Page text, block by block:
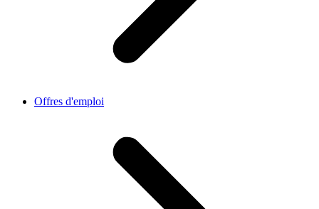
Offres d'emploi